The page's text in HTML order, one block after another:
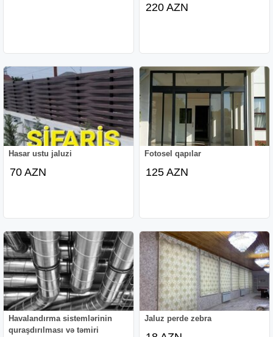
220 AZN
Hasar ustu jaluzi
70 AZN
Fotosel qapılar
125 AZN
Havalandırma sistemlərinin
quraşdırılması və təmiri
Jaluz perde zebra